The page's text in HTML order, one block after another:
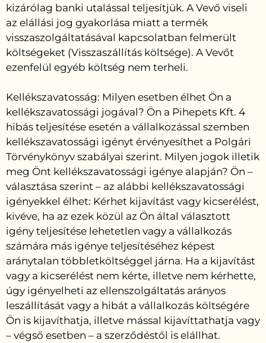
kizárólag banki utalással teljesítjük. A Vevő viseli
az elállási jog gyakorlása miatt a termék
visszaszolgáltatásával kapcsolatban felmerült
költségeket (Visszaszállítás költsége). A Vevőt
ezenfelül egyéb költség nem terheli.
Kellékszavatosság: Milyen esetben élhet Ön a
kellékszavatossági jogával? Ön a Pihepets Kft. 4
hibás teljesítése esetén a vállalkozással szemben
kellékszavatossági igényt érvényesíthet a Polgári
Törvénykönyv szabályai szerint. Milyen jogok illetik
meg Önt kellékszavatossági igénye alapján? Ön –
választása szerint – az alábbi kellékszavatossági
igényekkel élhet: Kérhet kijavítást vagy kicserélést,
kivéve, ha az ezek közül az Ön által választott
igény teljesítése lehetetlen vagy a vállalkozás
számára más igénye teljesítéséhez képest
aránytalan többletköltséggel járna. Ha a kijavítást
vagy a kicserélést nem kérte, illetve nem kérhette,
úgy igényelheti az ellenszolgáltatás arányos
leszállítását vagy a hibát a vállalkozás költségére
Ön is kijavíthatja, illetve mással kijavíttathatja vagy
– végső esetben – a szerződéstől is elállhat.